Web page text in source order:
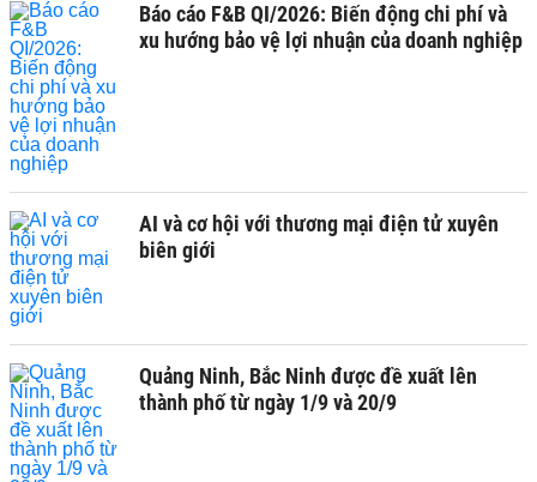
Báo cáo F&B QI/2026: Biến động chi phí và
xu hướng bảo vệ lợi nhuận của doanh nghiệp
AI và cơ hội với thương mại điện tử xuyên
biên giới
Quảng Ninh, Bắc Ninh được đề xuất lên
thành phố từ ngày 1/9 và 20/9